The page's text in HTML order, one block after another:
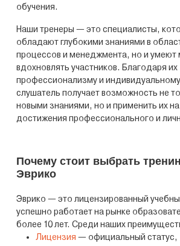
обучения.
Наши тренеры — это специалисты,
обладают глубокими знаниями в
процессов и менеджмента, но и умеют
вдохновлять участников. Благодаря их
профессионализму и
слушатель получает возможность не
новыми знаниями, но и применить их
достижения профессионального и
Почему стоит выбрать
Эврико
Эврико — это лицензированный
успешно работает на рынке
более 10 лет. Среди наших
Лицензия — официальный статус,